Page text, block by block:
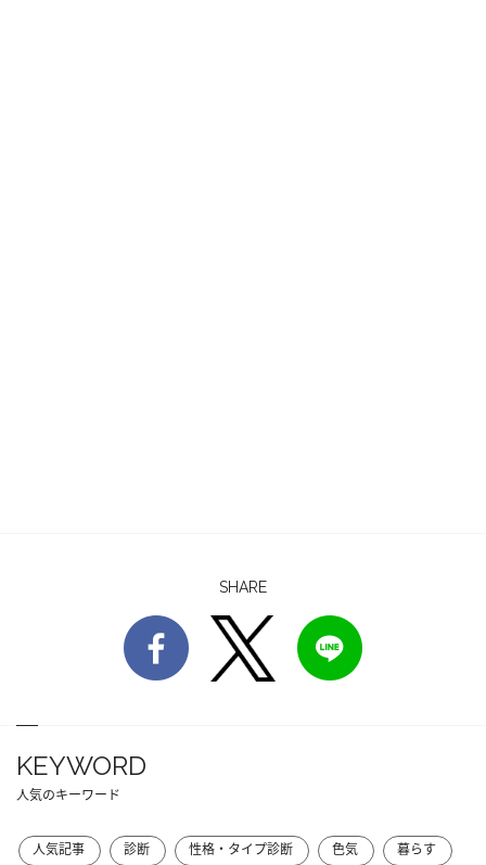
SHARE
KEYWORD
人気のキーワード
人気記事 診断 性格・タイプ診断 色気 暮らす